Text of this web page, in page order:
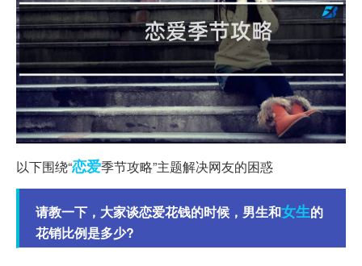
以下围绕“恋爱季节攻略”主题解决网友的困惑
请教一下，大家谈恋爱花钱的时候，男生和女生的
花销比例是多少?